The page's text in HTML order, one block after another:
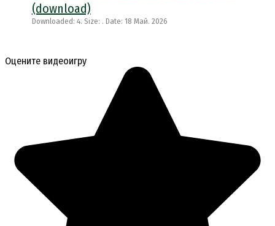
(download)
Downloaded: 4. Size: . Date: 18 Май. 2026
Оцените видеоигру